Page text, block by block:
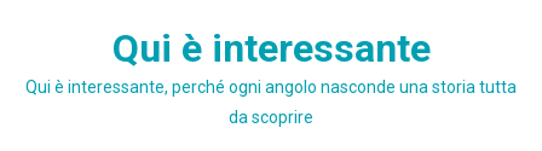
Qui è interessante
Qui è interessante, perché ogni angolo nasconde una storia tutta
da scoprire